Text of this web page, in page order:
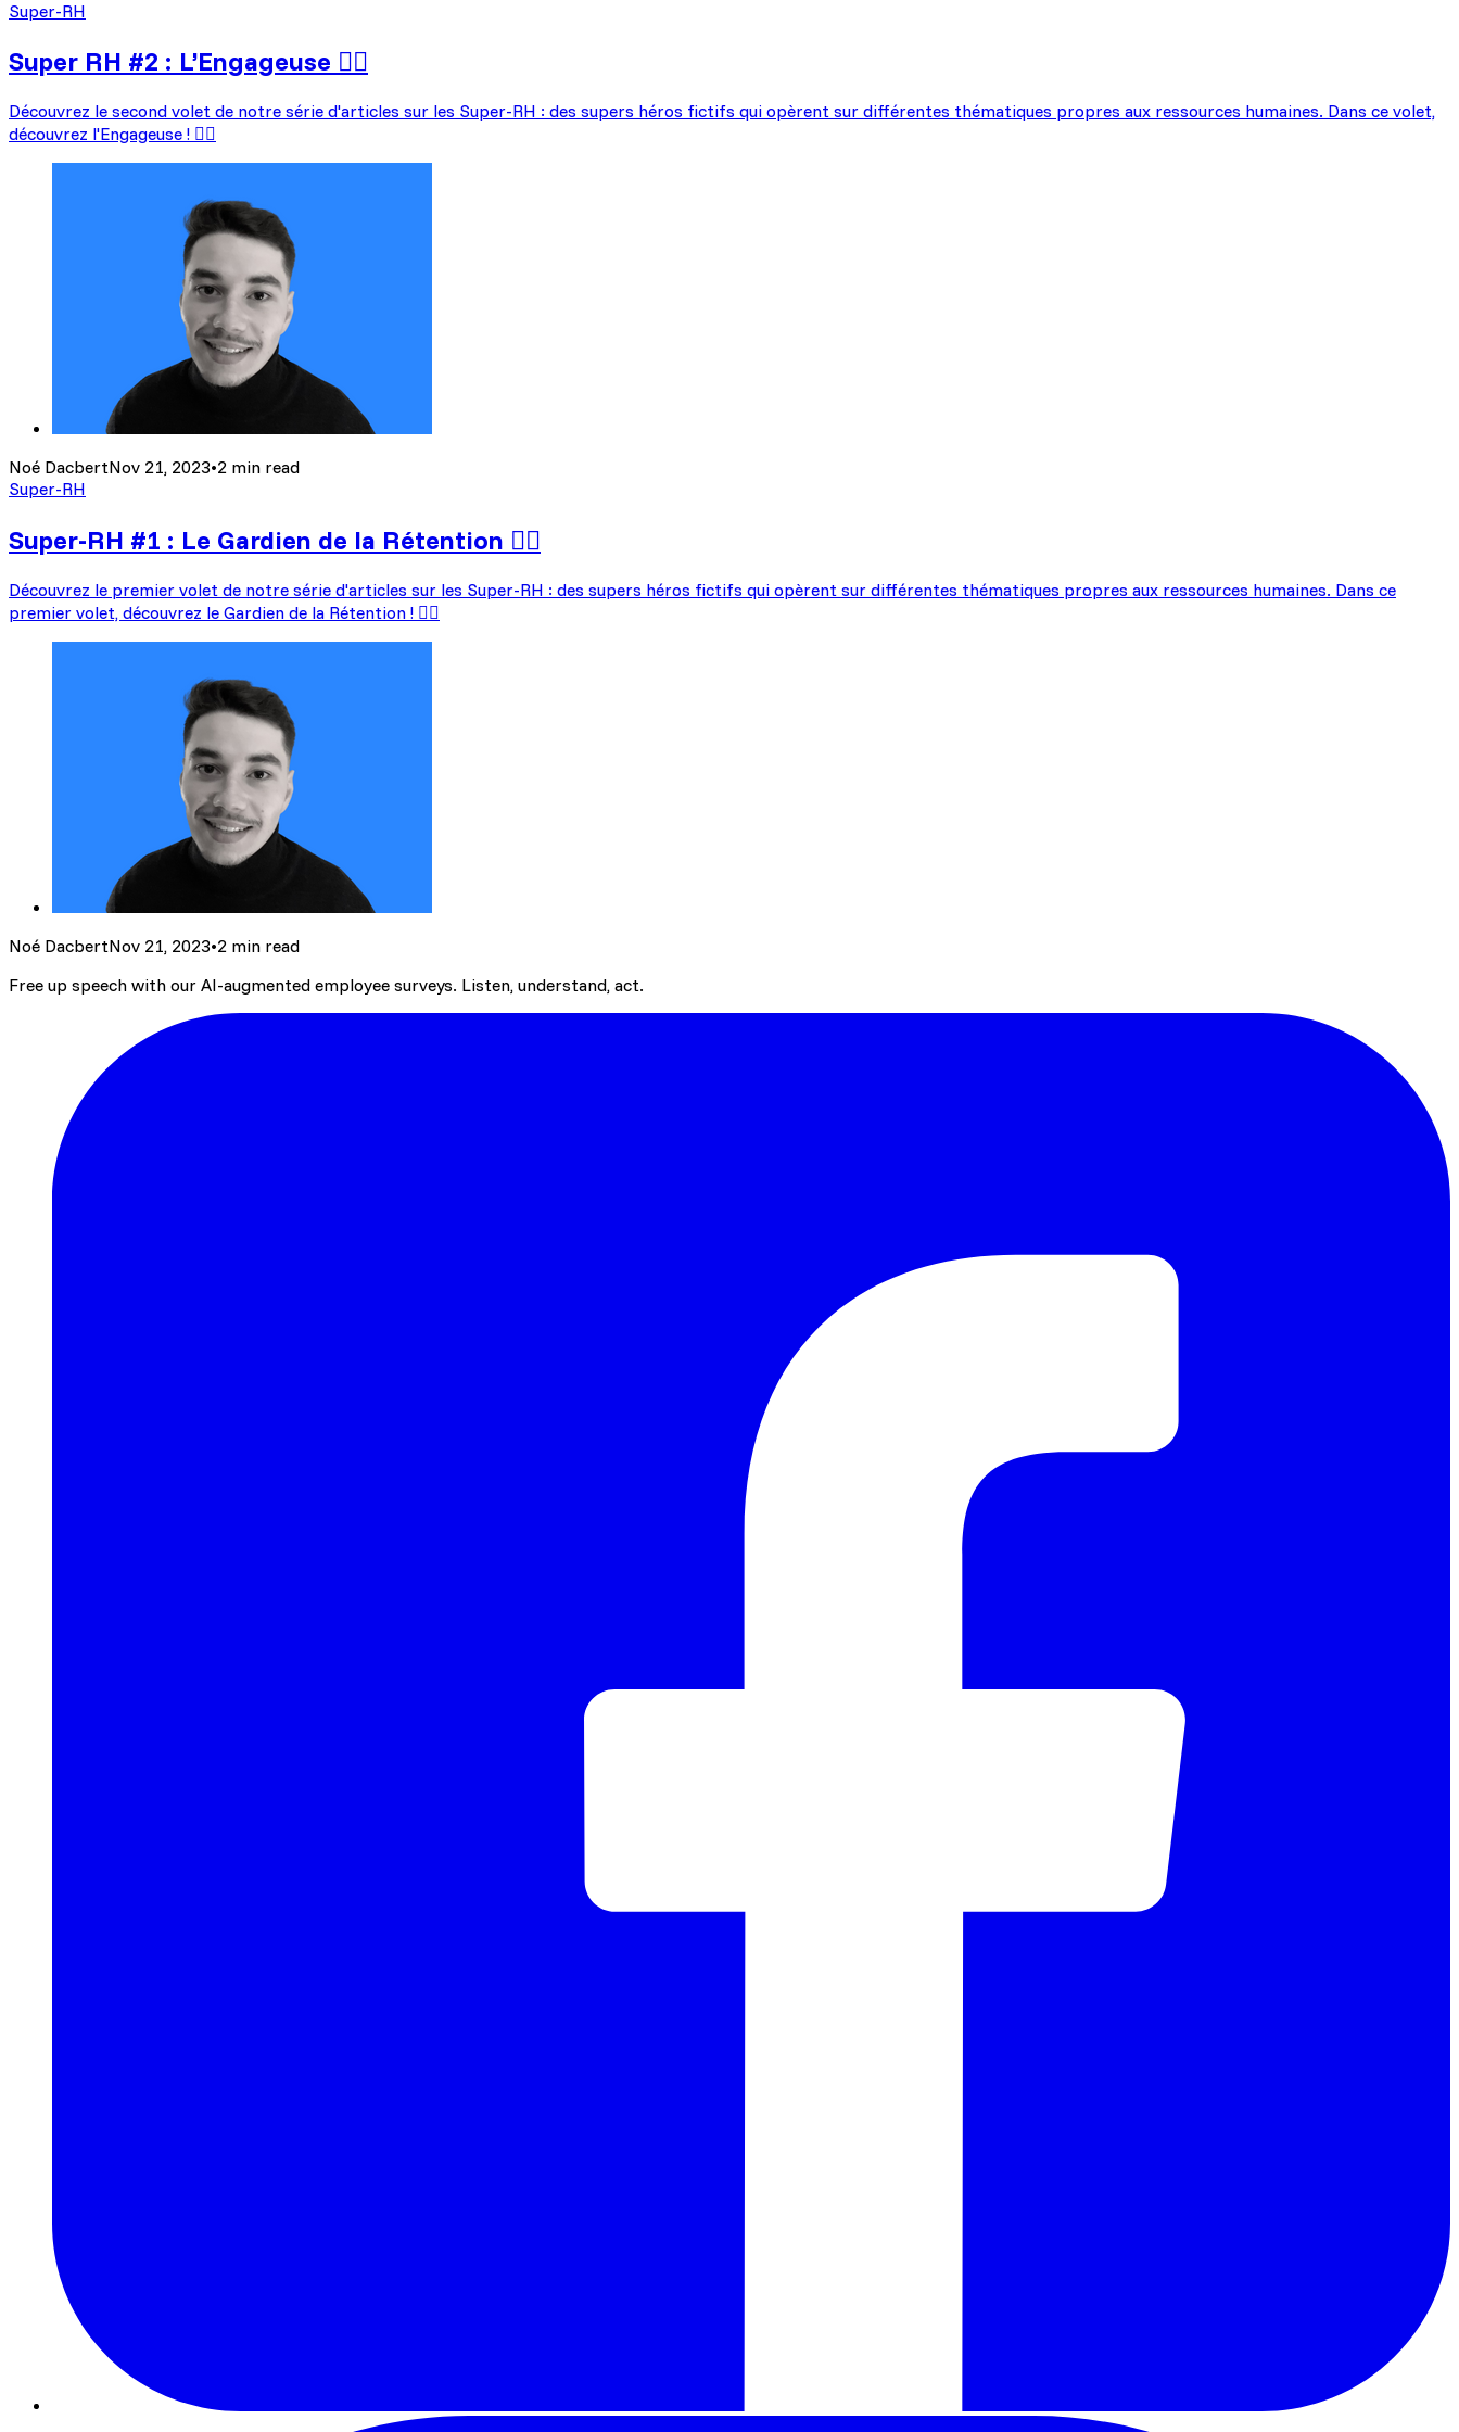
Super-RH
Super RH #2 : L’Engageuse 🦸‍♀️
Découvrez le second volet de notre série d'articles sur les Super-RH : des supers héros fictifs qui opèrent sur différentes thématiques propres aux ressources humaines. Dans ce volet,
découvrez l'Engageuse ! 🦸‍♀️
Noé DacbertNov 21, 2023•2 min read
Super-RH
Super-RH #1 : Le Gardien de la Rétention 🦸‍♂️
Découvrez le premier volet de notre série d'articles sur les Super-RH : des supers héros fictifs qui opèrent sur différentes thématiques propres aux ressources humaines. Dans ce
premier volet, découvrez le Gardien de la Rétention ! 🦸‍♂️
Noé DacbertNov 21, 2023•2 min read
Free up speech with our AI-augmented employee surveys. Listen, understand, act.